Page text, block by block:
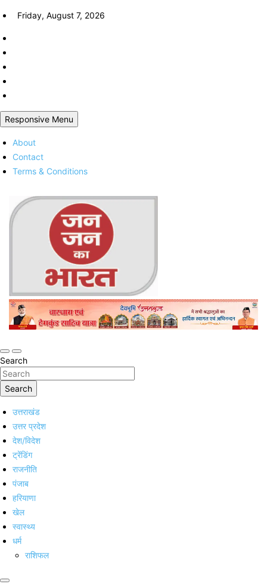
Skip
content
Friday, August 7, 2026
Responsive Menu
About
Contact
Terms & Conditions
Jan Jan Ka Bharat
Online Trending Hindi News Website
Search
Search
उत्तराखंड
उत्तर प्रदेश
देश/विदेश
ट्रेंडिंग
राजनीति
पंजाब
हरियाणा
खेल
स्वास्थ्य
धर्म
राशिफल